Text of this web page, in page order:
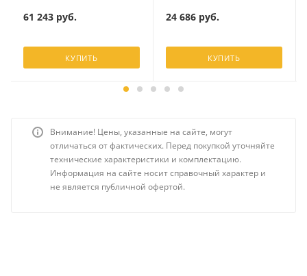
61 243руб.
КУПИТЬ
24 686руб.
КУПИТЬ
Внимание! Цены, указанные на сайте, могут
отличаться от фактических. Перед покупкой уточняйте
технические характеристики и комплектацию.
Информация на сайте носит справочный характер и
не является публичной офертой.